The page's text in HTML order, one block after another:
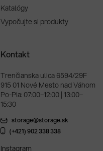
Katalógy
Vypočujte si produkty
Kontakt
Trenčianska ulica 6594/29F
915 01 Nové Mesto nad Váhom
Po-Pia: 07:00–12:00 | 13:00–
15:30
storage@storage.sk
(+421) 902 338 338
Instagram